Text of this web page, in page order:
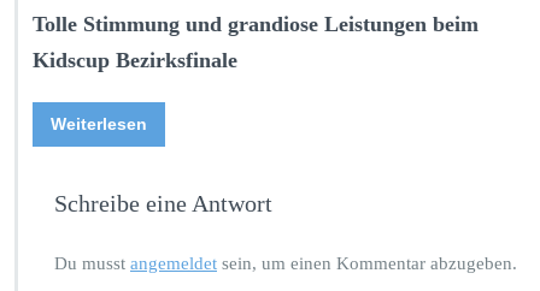
Tolle Stimmung und grandiose Leistungen beim
Kidscup Bezirksfinale
Weiterlesen
Schreibe eine Antwort
Du musst angemeldet sein, um einen Kommentar abzugeben.